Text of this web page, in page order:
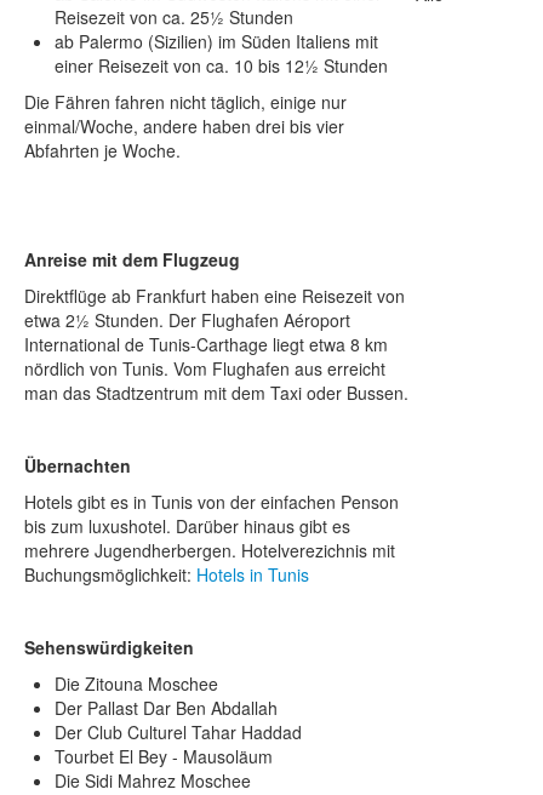
Reisezeit von ca. 25½ Stunden
ab Palermo (Sizilien) im Süden Italiens mit
einer Reisezeit von ca. 10 bis 12½ Stunden
Die Fähren fahren nicht täglich, einige nur
einmal/Woche, andere haben drei bis vier
Abfahrten je Woche.
Anreise mit dem Flugzeug
Direktflüge ab Frankfurt haben eine Reisezeit von
etwa 2½ Stunden. Der Flughafen Aéroport
International de Tunis-Carthage liegt etwa 8 km
nördlich von Tunis. Vom Flughafen aus erreicht
man das Stadtzentrum mit dem Taxi oder Bussen.
Übernachten
Hotels gibt es in Tunis von der einfachen Penson
bis zum luxushotel. Darüber hinaus gibt es
mehrere Jugendherbergen. Hotelverezichnis mit
Buchungsmöglichkeit: Hotels in Tunis
Sehenswürdigkeiten
Die Zitouna Moschee
Der Pallast Dar Ben Abdallah
Der Club Culturel Tahar Haddad
Tourbet El Bey - Mausoläum
Die Sidi Mahrez Moschee